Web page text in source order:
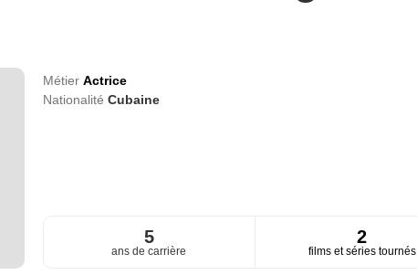
Métier Actrice
Nationalité Cubaine
5
ans de carrière
2
films et séries tournés